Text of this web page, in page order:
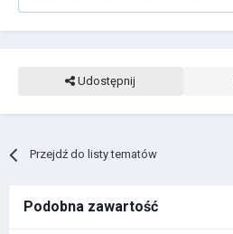
Udostępnij
Przejdź do listy tematów
Podobna zawartość